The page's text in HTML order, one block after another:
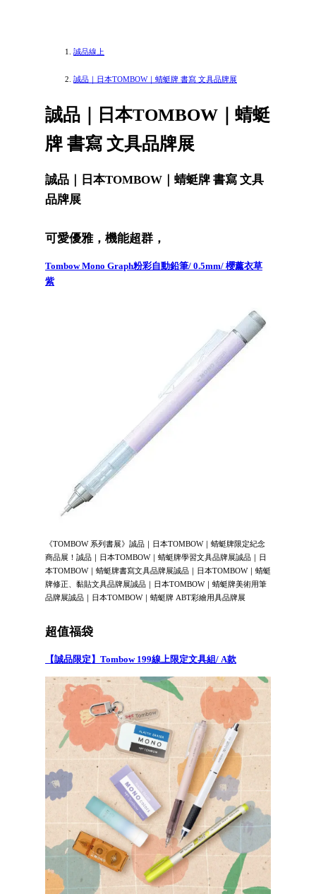
誠品線上
誠品｜日本TOMBOW｜蜻蜓牌 書寫 文具品牌展
誠品｜日本TOMBOW｜蜻蜓
牌 書寫 文具品牌展
誠品｜日本TOMBOW｜蜻蜓牌 書寫 文具
品牌展
可愛優雅，機能超群，
Tombow Mono Graph粉彩自動鉛筆/ 0.5mm/ 櫻薰衣草
紫
《TOMBOW 系列書展》誠品｜日本TOMBOW｜蜻蜓牌限定紀念
商品展！誠品｜日本TOMBOW｜蜻蜓牌學習文具品牌展誠品｜日
本TOMBOW｜蜻蜓牌書寫文具品牌展誠品｜日本TOMBOW｜蜻蜓
牌修正、黏貼文具品牌展誠品｜日本TOMBOW｜蜻蜓牌美術用筆
品牌展誠品｜日本TOMBOW｜蜻蜓牌 ABT彩繪用具品牌展
超值福袋
【誠品限定】Tombow 199線上限定文具組/ A款